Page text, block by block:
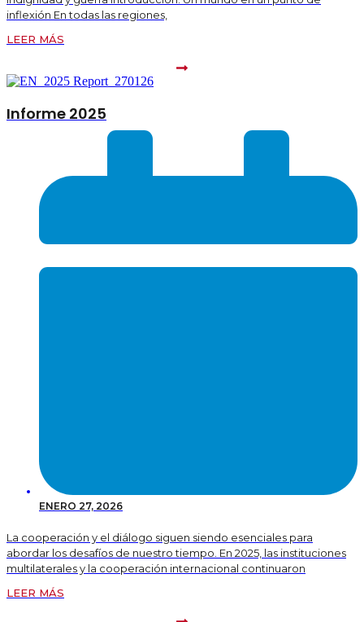
inflexión En todas las regiones,
LEER MÁS
Informe 2025
ENERO 27, 2026
La cooperación y el diálogo siguen siendo esenciales para
abordar los desafíos de nuestro tiempo. En 2025, las instituciones
multilaterales y la cooperación internacional continuaron
LEER MÁS